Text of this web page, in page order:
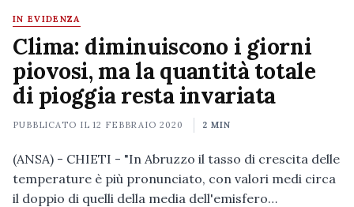
IN EVIDENZA
Clima: diminuiscono i giorni
piovosi, ma la quantità totale
di pioggia resta invariata
PUBBLICATO IL12 FEBBRAIO 2020 2 MIN
(ANSA) - CHIETI - "In Abruzzo il tasso di crescita delle
temperature è più pronunciato, con valori medi circa
il doppio di quelli della media dell'emisfero…